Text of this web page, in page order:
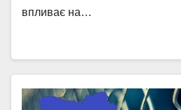
впливає на…